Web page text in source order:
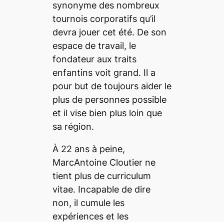
synonyme des nombreux
tournois corporatifs qu’il
devra jouer cet été. De son
espace de travail, le
fondateur aux traits
enfantins voit grand. Il a
pour but de toujours aider le
plus de personnes possible
et il vise bien plus loin que
sa région.
À 22 ans à peine,
MarcAntoine Cloutier ne
tient plus de curriculum
vitae. Incapable de dire
non, il cumule les
expériences et les